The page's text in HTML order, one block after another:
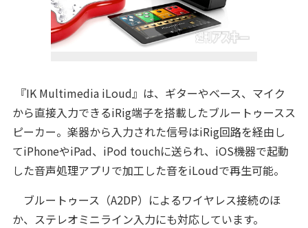
『IK Multimedia iLoud』は、ギターやベース、マイク
から直接入力できるiRig端子を搭載したブルートゥースス
ピーカー。楽器から入力された信号はiRig回路を経由し
てiPhoneやiPad、iPod touchに送られ、iOS機器で起動
した音声処理アプリで加工した音をiLoudで再生可能。
ブルートゥース（A2DP）によるワイヤレス接続のほ
か、ステレオミニライン入力にも対応しています。